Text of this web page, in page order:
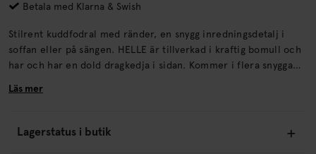
Betala med Klarna & Swish
Stilrent kuddfodral med ränder, en snygg inredningsdetalj i
soffan eller på sängen. HELLE är tillverkad i kraftig bomull och
har och har en dold dragkedja i sidan. Kommer i flera snygga
Läs mer
Lagerstatus i butik